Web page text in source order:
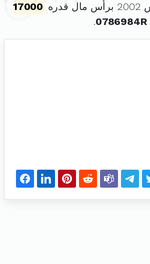
17000
0786984R
.